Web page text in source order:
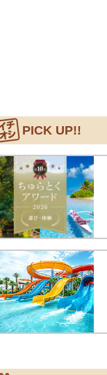
PICK UP!!